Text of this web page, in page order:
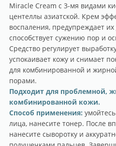
Miracle Cream с 3-мя видами
центеллы азиатской. Крем
воспаления, предупреждает
способствует сужению пор и
Средство регулирует
успокаивает кожу и снимает
для комбинированной и
порами.
Подходит для проблемной,
комбинированной кожи.
Способ применения:
лица, нанесите тонер. После
нанесите сыворотку и